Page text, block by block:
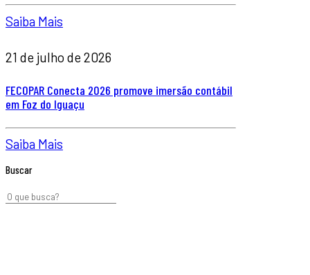
Saiba Mais
21 de julho de 2026
FECOPAR Conecta 2026 promove imersão contábil
em Foz do Iguaçu
Saiba Mais
Buscar